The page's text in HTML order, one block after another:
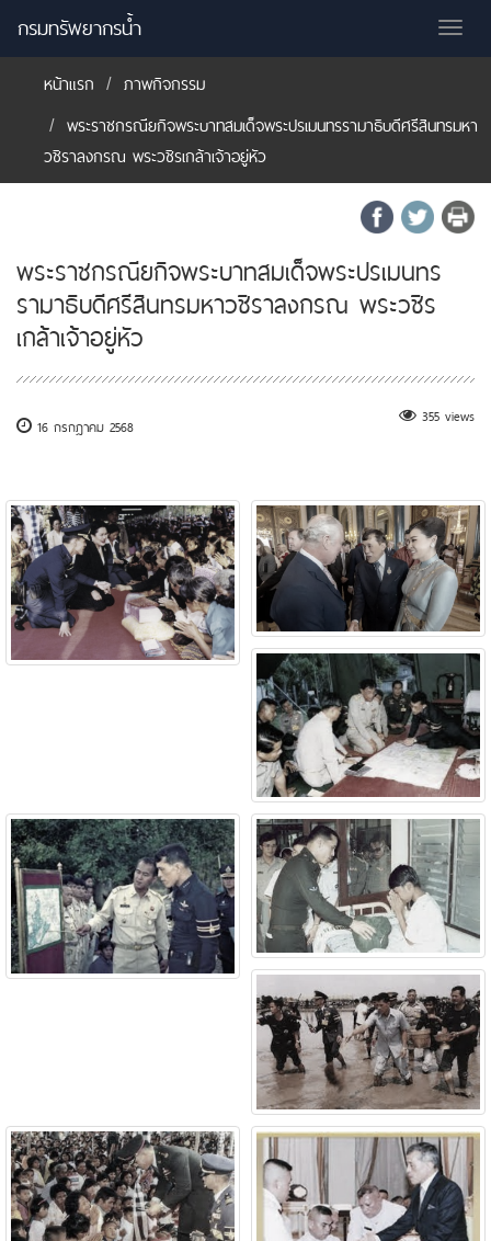
กรมทรัพยากรน้ำ
หน้าแรก
ภาพกิจกรรม
พระราชกรณียกิจพระบาทสมเด็จพระปรเมนทรรามาธิบดีศรีสินทรมหา
วชิราลงกรณ พระวชิรเกล้าเจ้าอยู่หัว
พระราชกรณียกิจพระบาทสมเด็จพระปรเมนทร
รามาธิบดีศรีสินทรมหาวชิราลงกรณ พระวชิร
เกล้าเจ้าอยู่หัว
16 กรกฎาคม 2568 355 views